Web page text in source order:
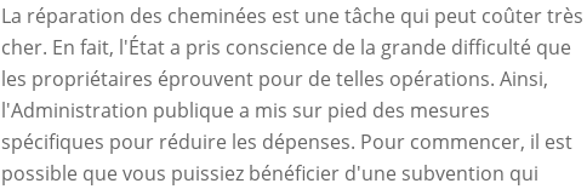
La réparation des cheminées est une tâche qui peut coûter très
cher. En fait, l'État a pris conscience de la grande difficulté que
les propriétaires éprouvent pour de telles opérations. Ainsi,
l'Administration publique a mis sur pied des mesures
spécifiques pour réduire les dépenses. Pour commencer, il est
possible que vous puissiez bénéficier d'une subvention qui